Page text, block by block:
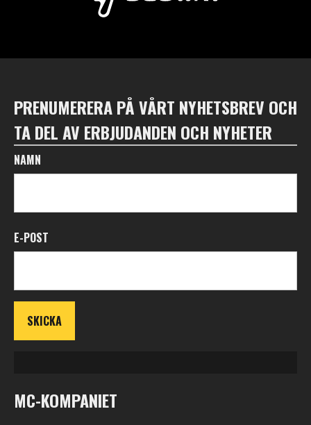
PRENUMERERA PÅ VÅRT NYHETSBREV OCH
TA DEL AV ERBJUDANDEN OCH NYHETER
NAMN
E-POST
MC-KOMPANIET